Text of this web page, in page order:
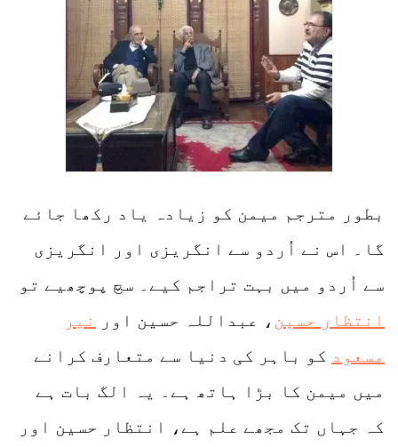
بطور مترجم میمن کو زیادہ یاد رکھا جائے
گا۔ اس نے اُردو سے انگریزی اور انگریزی
سے اُردو میں بہت تراجم کیے۔ سچ پوچھیے تو
انتظار حسین ، عبداللہ حسین اور
نیر
مسعود کو باہر کی دنیا سے متعارف کرانے
میں میمن کا بڑا ہاتھ ہے۔ یہ الگ بات ہے
کہ جہاں تک مجھے علم ہے، انتظار حسین اور